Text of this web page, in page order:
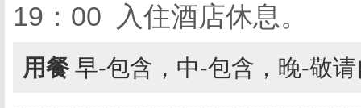
19：00 入住酒店休息。
用餐 早-包含，中-包含，晚-敬